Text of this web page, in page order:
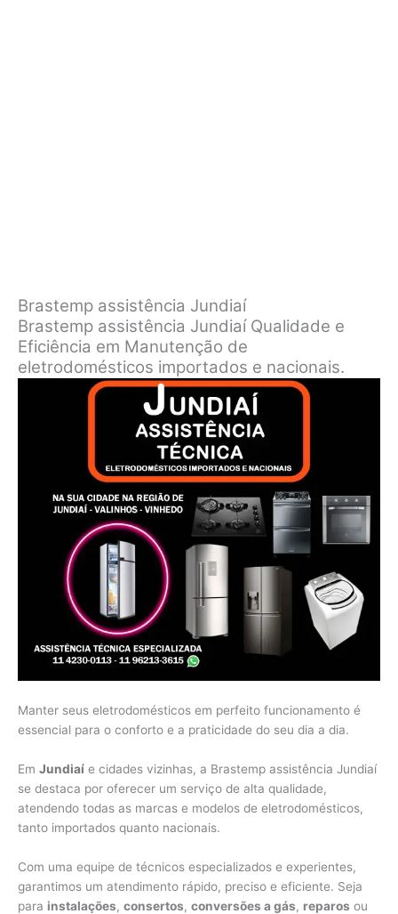
Brastemp assistência Jundiaí
Brastemp assistência Jundiaí Qualidade e
Eficiência em Manutenção de
eletrodomésticos importados e nacionais.
Manter seus eletrodomésticos em perfeito funcionamento é
essencial para o conforto e a praticidade do seu dia a dia.
Em Jundiaí e cidades vizinhas, a Brastemp assistência Jundiaí
se destaca por oferecer um serviço de alta qualidade,
atendendo todas as marcas e modelos de eletrodomésticos,
tanto importados quanto nacionais.
Com uma equipe de técnicos especializados e experientes,
garantimos um atendimento rápido, preciso e eficiente. Seja
para instalações, consertos, conversões a gás, reparos ou